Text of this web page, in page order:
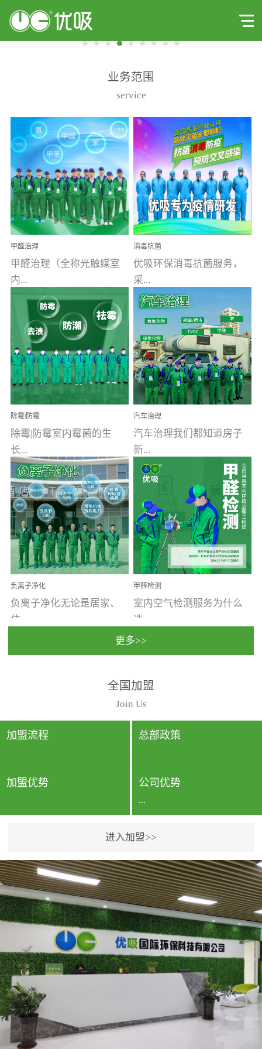
业务范围
service
甲醛治理
甲醛治理（全称光触媒室
内...
空气污染净化治理）工业
文明的进步，创造了多姿
多彩的家居产品和生活情
调，但也带来了以甲醛为
首的室内...
消毒抗菌
优吸环保消毒抗菌服务，
采...
用行业公认奥维牌消毒
液，具备杀死人体冠状病
毒的功效，杀菌率
99.99%。相对于传统消毒
液来说，无...
除霉|防霉
除霉|防霉室内霉菌的生
长...
受温度、湿度、基质养
分、通风四个条件影响，
温暖潮湿、营养物质多、
通风缓慢的空间最易滋生
大量霉菌的...
汽车治理
汽车治理我们都知道房子
新...
装修完会有甲醛，其实汽
车的甲醛超标问题更为严
重。汽车的空间范围小，
配件、皮具、装饰多，这
些都是汽...
负离子净化
负离子净化无论是居家、
住...
动，人类长时间停留的室
内空间都有整体消毒的需
要。因为空间内人流携带
的、空气...
甲醛检测
室内空气检测服务为什么
选...
行国家规定的标准检测方
法，空气采样量准确，检
测结果可靠，远胜于其他
检测...
更多>>
全国加盟
Join Us
加盟流程 总部政策
加盟优势 公司优势
...
专利保护优势、双甲资质
企业（“室内环境净化治理
甲级施工资质”“室内环境
污染治理资质等级证
书”）、拥有多名高级《环
境工程高级工程师》室内
空气治理资格认证的治理
人员、掌握室内空气净化
治理实用技术和五项专利
技术、八项计算机软件著
作权登记证书等。研发实
进入加盟>>